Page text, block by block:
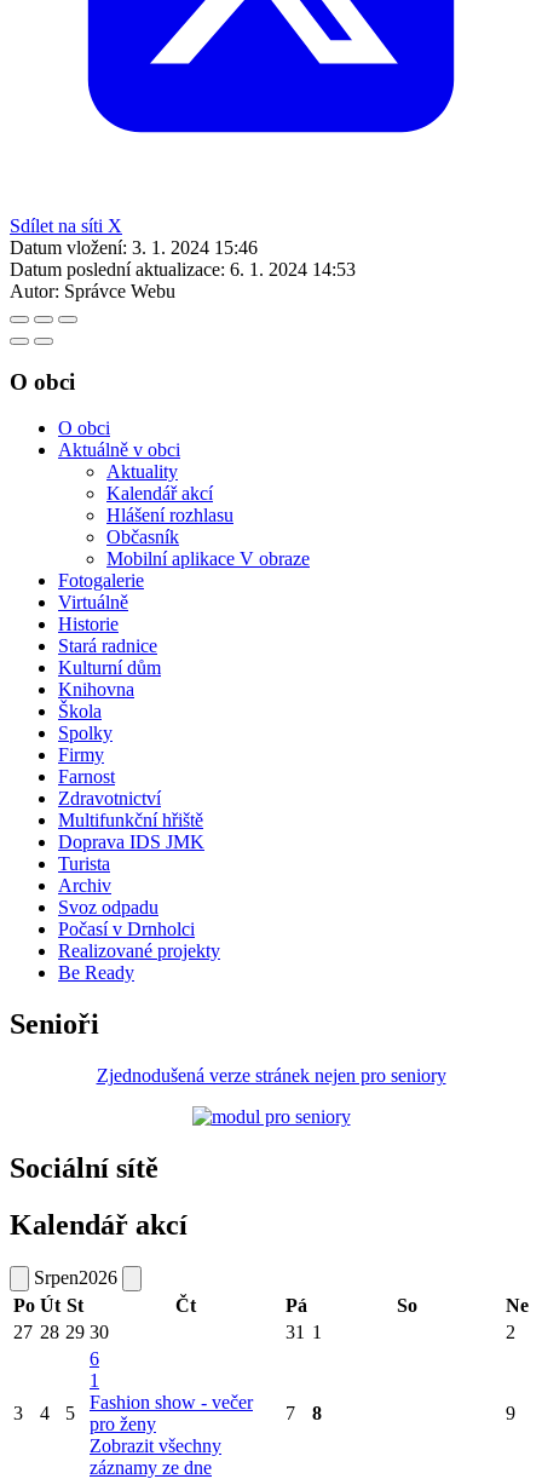
Sdílet na síti X
Datum vložení: 3. 1. 2024 15:46
Datum poslední aktualizace: 6. 1. 2024 14:53
Autor: Správce Webu
O obci
O obci
Aktuálně v obci
Aktuality
Kalendář akcí
Hlášení rozhlasu
Občasník
Mobilní aplikace V obraze
Fotogalerie
Virtuálně
Historie
Stará radnice
Kulturní dům
Knihovna
Škola
Spolky
Firmy
Farnost
Zdravotnictví
Multifunkční hřiště
Doprava IDS JMK
Turista
Archiv
Svoz odpadu
Počasí v Drnholci
Realizované projekty
Be Ready
Senioři
Zjednodušená verze stránek nejen pro seniory
Sociální sítě
Kalendář akcí
Srpen2026
Po Út St Čt Pá So
Ne
27 28 29 30 31 1 2
3 4 5
6
1
Fashion show - večer
pro ženy
Zobrazit všechny
záznamy ze dne
7 8 9